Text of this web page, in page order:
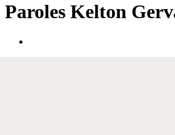
Paroles Kelton